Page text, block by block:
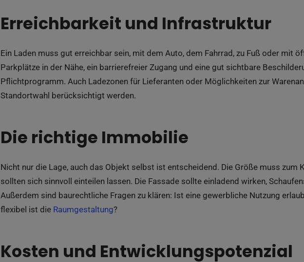
Erreichbarkeit und Infrastruktur
Ein Laden muss gut erreichbar sein, mit dem Auto, dem Fahrrad, zu Fuß oder mit
Parkplätze in der Nähe, ein barrierefreier Zugang und eine gut sichtbare
Pflichtprogramm. Auch Ladezonen für Lieferanten oder Möglichkeiten zur
Standortwahl berücksichtigt werden.
Die richtige Immobilie
Nicht nur die Lage, auch das Objekt selbst ist entscheidend. Die Größe muss zum
sollten sich sinnvoll einteilen lassen. Die Fassade sollte einladend wirken,
Außerdem sind baurechtliche Fragen zu klären: Ist eine gewerbliche Nutzung
flexibel ist die Raumgestaltung?
Kosten und Entwicklungspotenzial